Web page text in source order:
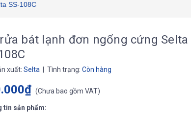
SS-108C
bát lạnh đơn ngổng cứng Selta
xuất: Selta | Tình trạng: Còn hàng
(Chưa bao gồm VAT)
tin sản phẩm: